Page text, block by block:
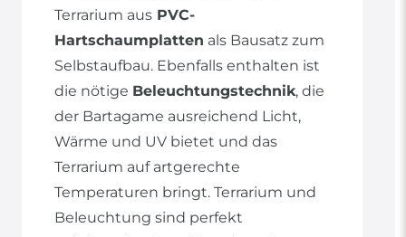
Terrarium aus PVC-
Hartschaumplatten als Bausatz zum
Selbstaufbau. Ebenfalls enthalten ist
die nötige Beleuchtungstechnik, die
der Bartagame ausreichend Licht,
Wärme und UV bietet und das
Terrarium auf artgerechte
Temperaturen bringt. Terrarium und
Beleuchtung sind perfekt